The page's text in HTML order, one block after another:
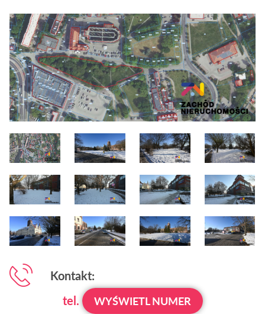
Kontakt:
tel.
WYŚWIETL NUMER